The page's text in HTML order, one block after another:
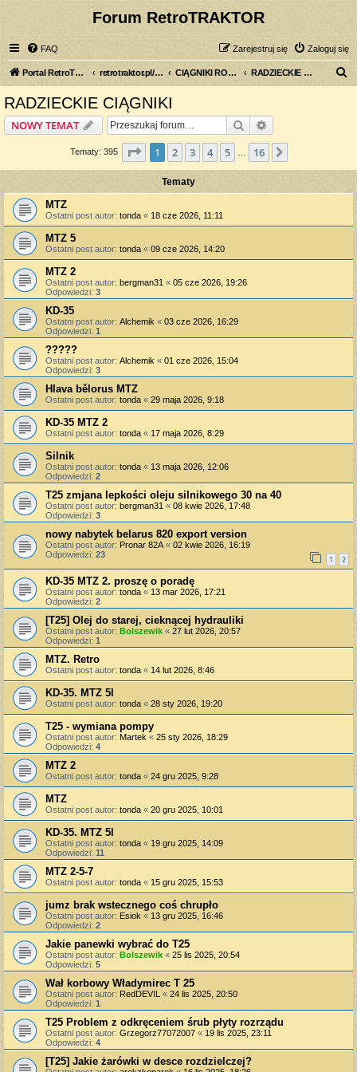
Forum RetroTRAKTOR
FAQ Zaloguj się
Zarejestruj się
Portal RetroTRAKTOR.pl retrotraktor.pl/forum CIĄGNIKI ROLNICZE RADZIECKIE CIĄGNIKI
RADZIECKIE CIĄGNIKI
NOWY TEMAT Szukaj
Tematy: 395 Strona1 z16
1 2 3 4 5 16
Tematy
MTZ
Ostatni post autor: tonda « 18 cze 2026, 11:11
MTZ 5
Ostatni post autor: tonda « 09 cze 2026, 14:20
MTZ 2
Ostatni post autor: bergman31 « 05 cze 2026, 19:26
Odpowiedzi: 3
KD-35
Ostatni post autor: Alchemik « 03 cze 2026, 16:29
Odpowiedzi: 1
?????
Ostatni post autor: Alchemik « 01 cze 2026, 15:04
Odpowiedzi: 3
Hlava bělorus MTZ
Ostatni post autor: tonda « 29 maja 2026, 9:18
KD-35 MTZ 2
Ostatni post autor: tonda « 17 maja 2026, 8:29
Silnik
Ostatni post autor: tonda « 13 maja 2026, 12:06
Odpowiedzi: 2
T25 zmjana lepkości oleju silnikowego 30 na 40
Ostatni post autor: bergman31 « 08 kwie 2026, 17:48
Odpowiedzi: 3
nowy nabytek belarus 820 export version
Ostatni post autor: Pronar 82A « 02 kwie 2026, 16:19
Odpowiedzi: 23 1 2
KD-35 MTZ 2. proszę o poradę
Ostatni post autor: tonda « 13 mar 2026, 17:21
Odpowiedzi: 2
[T25] Olej do starej, cieknącej hydrauliki
Ostatni post autor: Bolszewik « 27 lut 2026, 20:57
Odpowiedzi: 1
MTZ. Retro
Ostatni post autor: tonda « 14 lut 2026, 8:46
KD-35. MTZ 5l
Ostatni post autor: tonda « 28 sty 2026, 19:20
T25 - wymiana pompy
Ostatni post autor: Martek « 25 sty 2026, 18:29
Odpowiedzi: 4
MTZ 2
Ostatni post autor: tonda « 24 gru 2025, 9:28
MTZ
Ostatni post autor: tonda « 20 gru 2025, 10:01
KD-35. MTZ 5l
Ostatni post autor: tonda « 19 gru 2025, 14:09
Odpowiedzi: 11
MTZ 2-5-7
Ostatni post autor: tonda « 15 gru 2025, 15:53
jumz brak wstecznego coś chrupło
Ostatni post autor: Esiok « 13 gru 2025, 16:46
Odpowiedzi: 2
Jakie panewki wybrać do T25
Ostatni post autor: Bolszewik « 25 lis 2025, 20:54
Odpowiedzi: 5
Wał korbowy Władymirec T 25
Ostatni post autor: RedDEVIL « 24 lis 2025, 20:50
Odpowiedzi: 1
T25 Problem z odkręceniem śrub płyty rozrządu
Ostatni post autor: Grzegorz77072007 « 19 lis 2025, 23:11
Odpowiedzi: 4
[T25] Jakie żarówki w desce rozdzielczej?